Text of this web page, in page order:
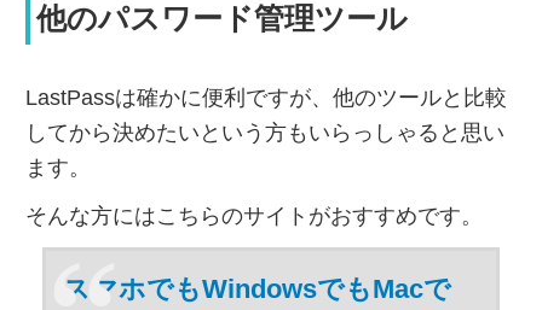
他のパスワード管理ツール
LastPassは確かに便利ですが、他のツールと比較
してから決めたいという方もいらっしゃると思い
ます。
そんな方にはこちらのサイトがおすすめです。
スマホでもWindowsでもMacで